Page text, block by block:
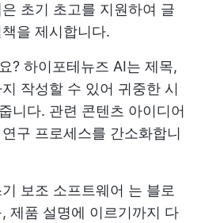
초기 초고를 지원하여 글
을 제시합니다.
? 하이포테뉴즈 AI는 제목,
작성할 수 있어 귀중한 시
니다. 관련 콘텐츠 아이디어
구 프로세스를 간소화합니
보조 소프트웨어 는 블로
제품 설명에 이르기까지 다